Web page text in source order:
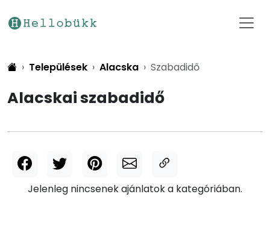
Települések Alacska Szabadidő
Alacskai szabadidő
Jelenleg nincsenek ajánlatok a kategóriában.